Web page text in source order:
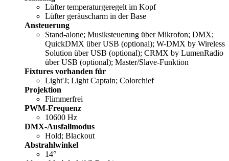
Lüfter temperaturgeregelt im Kopf
Lüfter geräuscharm in der Base
Ansteuerung
Stand-alone; Musiksteuerung über Mikrofon; DMX;
QuickDMX über USB (optional); W-DMX by Wireless
Solution über USB (optional); CRMX by LumenRadio
über USB (optional); Master/Slave-Funktion
Fixtures vorhanden für
Light'J; Light Captain; Colorchief
Projektion
Flimmerfrei
PWM-Frequenz
10600 Hz
DMX-Ausfallmodus
Hold; Blackout
Abstrahlwinkel
14°